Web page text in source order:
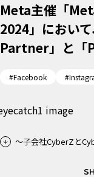
Meta主催「
2024」におい
Partner」と「
#Facebook
～子会社CyberZと